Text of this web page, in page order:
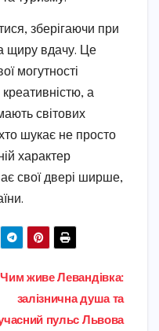
зберігаючи при
щиру вдачу. Це
могутності
а
світових
хто шукає не просто
характер
свої двері ширше,
Чим живе Левандівка:
залізнична душа та
пульс Львова